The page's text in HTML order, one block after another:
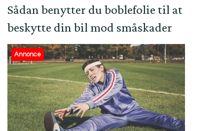
Sådan benytter du boblefolie til at
beskytte din bil mod småskader
Annonce